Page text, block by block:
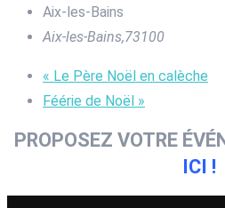
Aix-les-Bains
Aix-les-Bains,73100
« Le Père Noël en calèche
Féérie de Noël »
PROPOSEZ VOTRE
ICI !